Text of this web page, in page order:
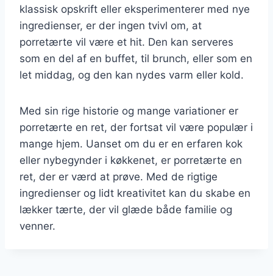
klassisk opskrift eller eksperimenterer med nye
ingredienser, er der ingen tvivl om, at
porretærte vil være et hit. Den kan serveres
som en del af en buffet, til brunch, eller som en
let middag, og den kan nydes varm eller kold.
Med sin rige historie og mange variationer er
porretærte en ret, der fortsat vil være populær i
mange hjem. Uanset om du er en erfaren kok
eller nybegynder i køkkenet, er porretærte en
ret, der er værd at prøve. Med de rigtige
ingredienser og lidt kreativitet kan du skabe en
lækker tærte, der vil glæde både familie og
venner.